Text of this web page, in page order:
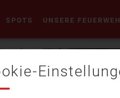
SPOTS UNSERE